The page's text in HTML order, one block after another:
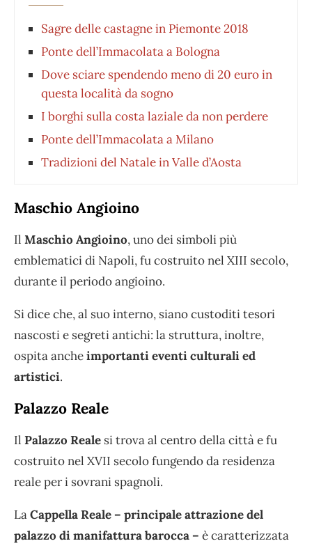
Sagre delle castagne in Piemonte 2018
Ponte dell’Immacolata a Bologna
Dove sciare spendendo meno di 20 euro in
questa località da sogno
I borghi sulla costa laziale da non perdere
Ponte dell’Immacolata a Milano
Tradizioni del Natale in Valle d’Aosta
Maschio Angioino
Il Maschio Angioino, uno dei simboli più
emblematici di Napoli, fu costruito nel XIII secolo,
durante il periodo angioino.
Si dice che, al suo interno, siano custoditi tesori
nascosti e segreti antichi: la struttura, inoltre,
ospita ancheimportanti eventi culturali ed
artistici.
Palazzo Reale
Il Palazzo Reale si trova al centro della città e fu
costruito nel XVII secolo fungendo da residenza
reale per i sovrani spagnoli.
LaCappella Reale – principale attrazione del
palazzo di manifattura barocca – è caratterizzata